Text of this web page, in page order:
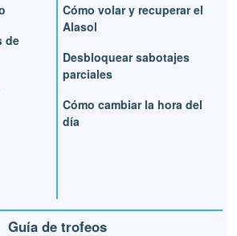
de
Cómo volar y recuperar el
Alasol
Desbloquear sabotajes
parciales
Cómo cambiar la hora del
día
Guía de trofeos